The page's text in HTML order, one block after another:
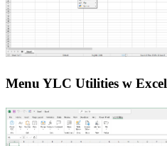
Menu YLC Utilities w Excel